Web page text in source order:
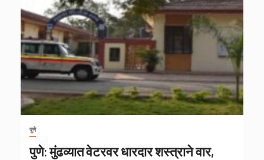
पुणे
पुणे: मुंढव्यात वेटरवर धारदार शस्त्राने वार,